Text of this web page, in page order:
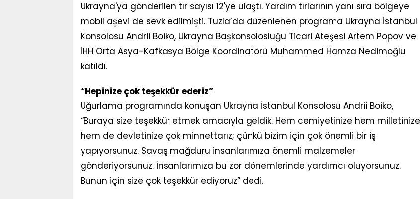
Ukrayna'ya gönderilen tır sayısı 12'ye ulaştı. Yardım tırlarının yanı sıra bölgeye
mobil aşevi de sevk edilmişti. Tuzla’da düzenlenen programa Ukrayna İstanbul
Konsolosu Andrii Boiko, Ukrayna Başkonsolosluğu Ticari Ateşesi Artem Popov ve
İHH Orta Asya-Kafkasya Bölge Koordinatörü Muhammed Hamza Nedimoğlu
katıldı.
“Hepinize çok teşekkür ederiz”
Uğurlama programında konuşan Ukrayna İstanbul Konsolosu Andrii Boiko,
“Buraya size teşekkür etmek amacıyla geldik. Hem cemiyetinize hem milletinize
hem de devletinize çok minnettarız; çünkü bizim için çok önemli bir iş
yapıyorsunuz. Savaş mağduru insanlarımıza önemli malzemeler
gönderiyorsunuz. İnsanlarımıza bu zor dönemlerinde yardımcı oluyorsunuz.
Bunun için size çok teşekkür ediyoruz” dedi.